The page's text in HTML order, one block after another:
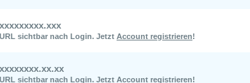
sichtbar nach Login. Jetzt Account registrieren!
sichtbar nach Login. Jetzt Account registrieren!